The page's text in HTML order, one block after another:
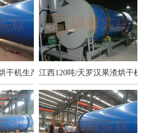
干机生产现场江西120吨/天罗汉果渣烘干机项